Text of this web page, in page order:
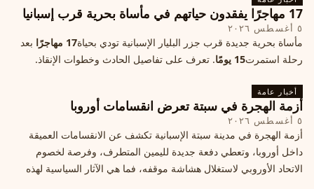
17 مهاجرًا يفقدون حياتهم في مأساة بحرية قرب إسبانيا
٥ أغسطس ٢٠٢٦
مأساة بحرية جديدة قرب جزر البليار الإسبانية تودي بحياة17 مهاجرًا
بعد
رحلة استمرت15 يومًا . تعرف على تفاصيل الحادث وخطوات الإنقاذ.
أخبار عامة
أزمة الهجرة في سبتة تعرض انقسامات أوروبا
٥ أغسطس ٢٠٢٦
أزمة الهجرة في مدينة سبتة الإسبانية تكشف عن الانقسامات العميقة
داخل أوروبا، وتعطي دفعة جديدة لليمين المتطرف، وفرصة لخصوم
الاتحاد الأوروبي لاستغلال هشاشة موقفه، فما هي الآثار السياسية لهذه